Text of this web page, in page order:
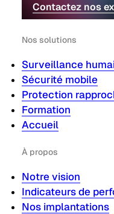
Contactez nos
Nos solutions
Surveillance
Sécurité mobile
Protection
Formation
Accueil
À propos
Notre vision
Indicateurs de
Nos implantations